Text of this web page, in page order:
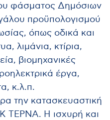
φάσματος Δημόσιων
προϋπολογισμού
όπως οδικά και
λιμάνια, κτίρια,
βιομηχανικές
έργα,
κ.λ.π.
την κατασκευαστική
ΤΕΡΝΑ. Η ισχυρή και